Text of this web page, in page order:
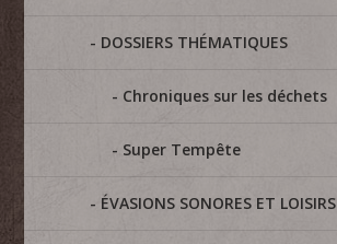
DOSSIERS THÉMATIQUES
Chroniques sur les déchets
Super Tempête
ÉVASIONS SONORES ET LOISIRS